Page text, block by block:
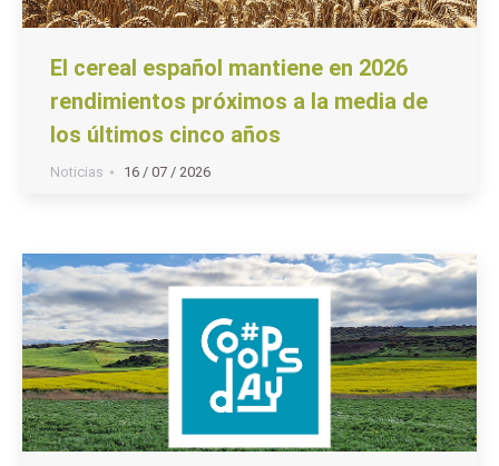
El cereal español mantiene en 2026
rendimientos próximos a la media de
los últimos cinco años
Noticias 16 / 07 / 2026